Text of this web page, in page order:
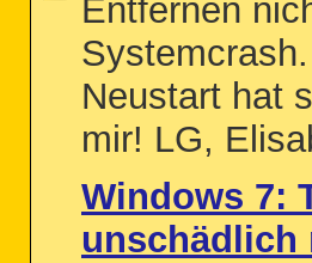
Entfernen
Neustart hat
mir! LG,
Windows 7:
unschädlich